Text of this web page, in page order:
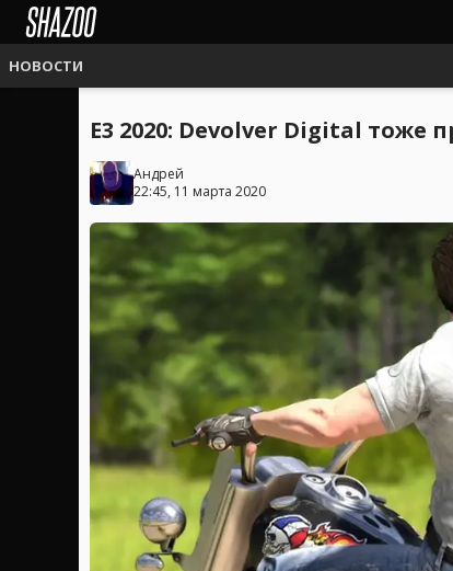
НОВОСТИ
E3 2020: Devolver Digital
Андрей
22:45, 11 марта 2020